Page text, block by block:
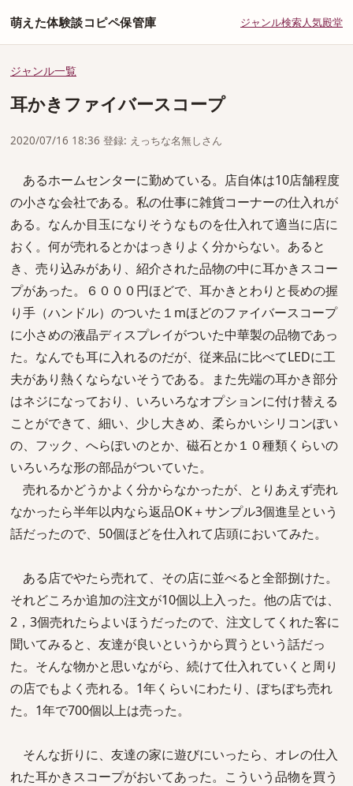
萌えた体験談コピペ保管庫 ジャンル検索人気殿堂
ジャンル一覧
耳かきファイバースコープ
2020/07/16 18:36 登録: えっちな名無しさん
あるホームセンターに勤めている。店自体は10店舗程度
の小さな会社である。私の仕事に雑貨コーナーの仕入れが
ある。なんか目玉になりそうなものを仕入れて適当に店に
おく。何が売れるとかはっきりよく分からない。あると
き、売り込みがあり、紹介された品物の中に耳かきスコー
プがあった。６０００円ほどで、耳かきとわりと長めの握
り手（ハンドル）のついた１mほどのファイバースコープ
に小さめの液晶ディスプレイがついた中華製の品物であっ
た。なんでも耳に入れるのだが、従来品に比べてLEDに工
夫があり熱くならないそうである。また先端の耳かき部分
はネジになっており、いろいろなオプションに付け替える
ことができて、細い、少し大きめ、柔らかいシリコンぽい
の、フック、へらぽいのとか、磁石とか１０種類くらいの
いろいろな形の部品がついていた。
売れるかどうかよく分からなかったが、とりあえず売れ
なかったら半年以内なら返品OK＋サンプル3個進呈という
話だったので、50個ほどを仕入れて店頭においてみた。
ある店でやたら売れて、その店に並べると全部捌けた。
それどころか追加の注文が10個以上入った。他の店では、
2，3個売れたらよいほうだったので、注文してくれた客に
聞いてみると、友達が良いというから買うという話だっ
た。そんな物かと思いながら、続けて仕入れていくと周り
の店でもよく売れる。1年くらいにわたり、ぼちぼち売れ
た。1年で700個以上は売った。
そんな折りに、友達の家に遊びにいったら、オレの仕入
れた耳かきスコープがおいてあった。こういう品物を買う